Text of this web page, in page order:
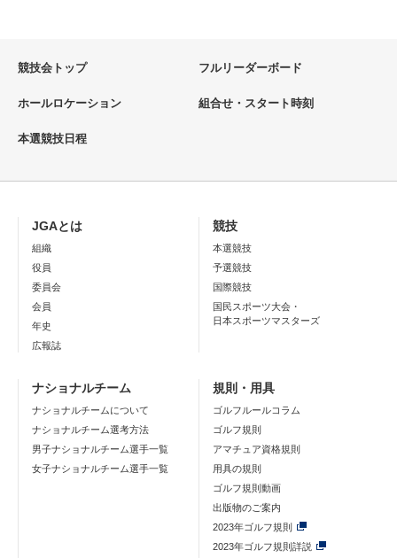
競技会トップ フルリーダーボード
ホールロケーション 組合せ・スタート時刻
本選競技日程
JGAとは
組織
役員
委員会
会員
年史
広報誌
競技
本選競技
予選競技
国際競技
国民スポーツ大会・
日本スポーツマスターズ
ナショナルチーム
ナショナルチームについて
ナショナルチーム選考方法
男子ナショナルチーム選手一覧
女子ナショナルチーム選手一覧
規則・用具
ゴルフルールコラム
ゴルフ規則
アマチュア資格規則
用具の規則
ゴルフ規則動画
出版物のご案内
2023年ゴルフ規則
2023年ゴルフ規則詳説